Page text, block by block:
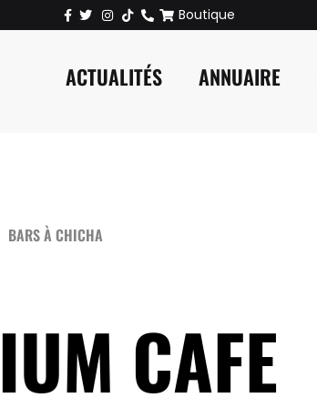
Boutique
ACTUALITÉS ANNUAIRE
BARS À CHICHA
CAFE